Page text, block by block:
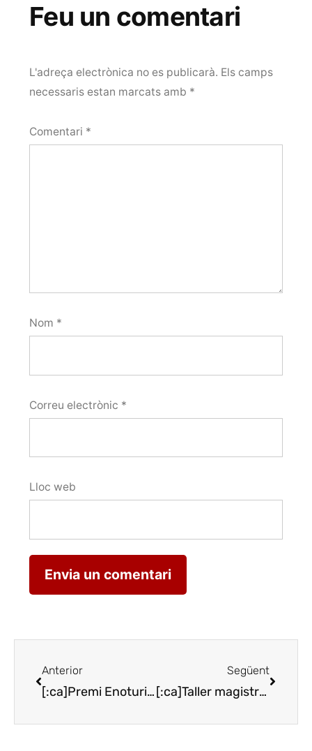
Feu un comentari
L'adreça electrònica no es publicarà. Els camps
necessaris estan marcats amb *
Comentari *
Nom *
Correu electrònic *
Lloc web
Anterior
[:ca]Premi Enoturisme 2016 per al celler Lagravera[:es]Premio Enoturismo 2016 para la Bodega Lagravera[:en]Wine tourism 2016 award for Lagravera[:]
Següent
[:ca]Taller magistral de cupatge al Tast del Barri de l’Estació[:es]Taller magistral de coupage en la cata del Barrio de la Estación de Haro[:en]Masterly decoupage workshop in the tasting of the station district in Haro[:]